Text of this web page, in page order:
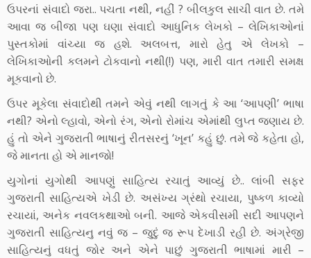
ઉપરનાં સંવાદો જરા.. પચતા નથી, નહીં ? બીલકુલ સાચી વાત છે. તમે
આવા જ બીજા પણ ઘણા સંવાદો આધુનિક લેખકો – લેખિકાઓનાં
પુસ્તકોમાં વાંચ્યા જ હશે. અલબત્ત, મારો હેતુ એ લેખકો –
લેખિકાઓની કલમને ટોકવાનો નથી(!) પણ, મારી વાત તમારી સમક્ષ
મૂકવાનો છે.
ઉપર મૂકેલા સંવાદોથી તમને એવું નથી લાગતું કે આ ‘આપણી’ ભાષા
નથી? એનો લ્હાવો, એનો રંગ, એનો રોમાંચ એમાંથી લુપ્ત જણાય છે.
હું તો એને ગુજરાતી ભાષાનું રીતસરનું ‘ખૂન’ કહું છું. તમે જે કહેતા હો,
જે માનતા હો એ માનજો!
યુગોનાં યુગોથી આપણું સાહિત્ય રચાતું આવ્યું છે.. લાંબી સફર
ગુજરાતી સાહિત્યએ ખેડી છે. અસંખ્ય ગ્રંથો રચાયા, પુષ્કળ કાવ્યો
રચાયાં, અનેક નવલકથાઓ બની. આજે એકવીસમી સદી આપણને
ગુજરાતી સાહિત્યનુ નવું જ – જુદું જ રૂપ દેખાડી રહી છે. અંગ્રેજી
સાહિત્યનું વધતું જોર અને એને પાછું ગુજરાતી ભાષામાં મારી –